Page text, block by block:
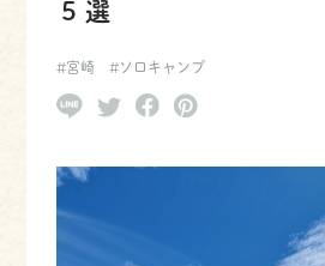
５選
#宮崎 #ソロキャンプ